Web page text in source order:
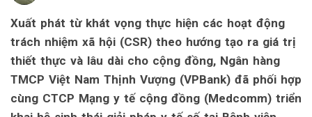
Xuất phát từ khát vọng thực hiện các hoạt động
trách nhiệm xã hội (CSR) theo hướng tạo ra giá trị
thiết thực và lâu dài cho cộng đồng, Ngân hàng
TMCP Việt Nam Thịnh Vượng (VPBank) đã phối hợp
cùng CTCP Mạng y tế cộng đồng (Medcomm) triển